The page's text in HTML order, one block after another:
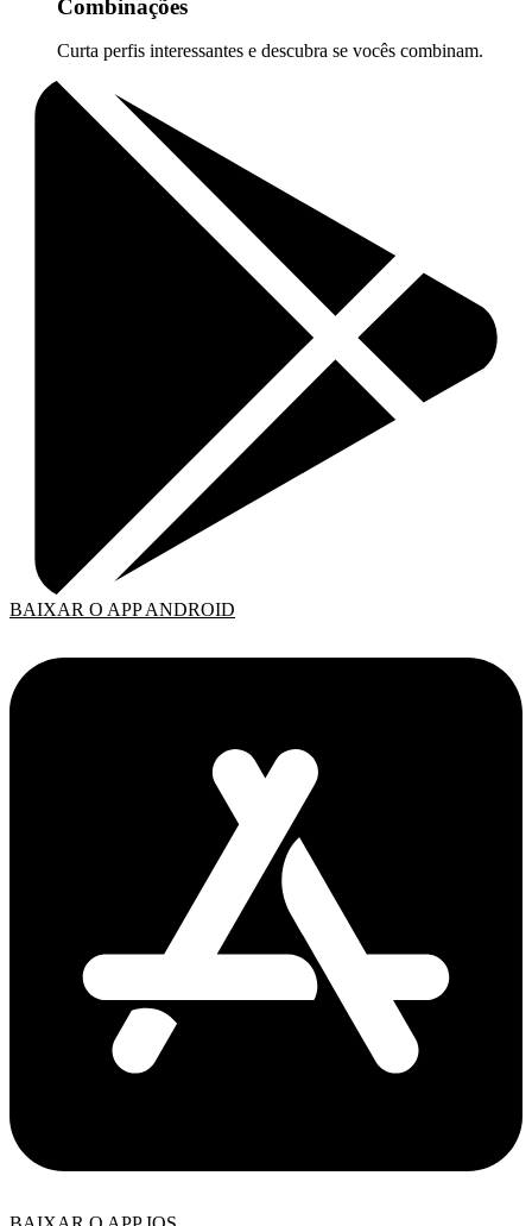
Combinações
Curta perfis interessantes e descubra se vocês combinam.
BAIXAR O APP ANDROID